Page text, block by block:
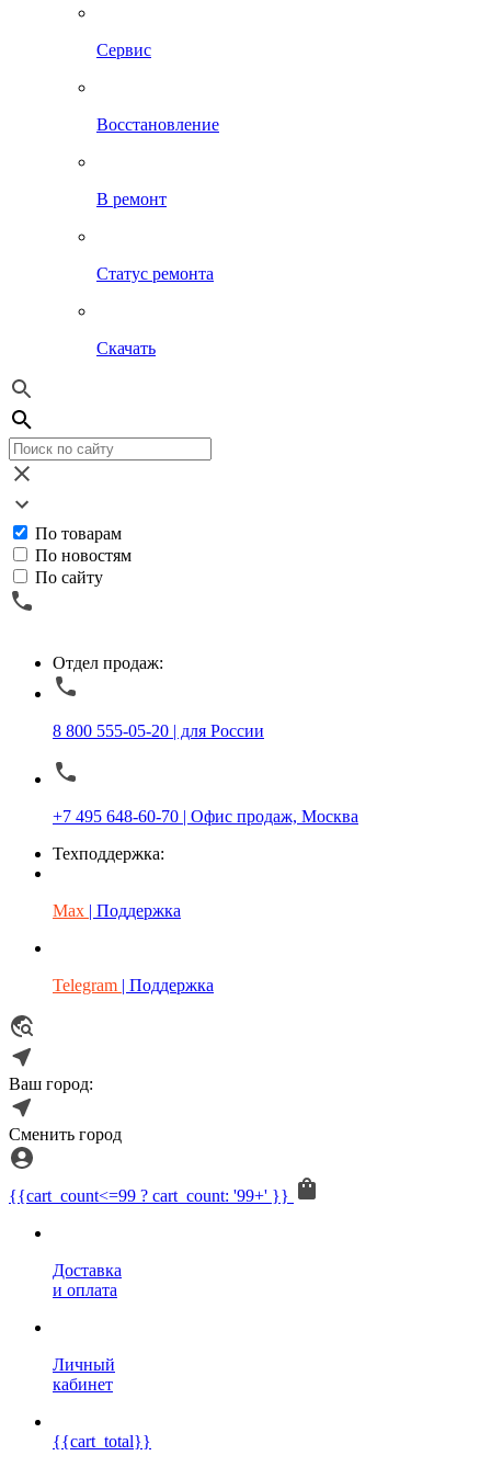
Сервис
Восстановление
В ремонт
Статус ремонта
Скачать
По товарам
По новостям
По сайту
Отдел продаж:
8 800 555-05-20 | для России
+7 495 648-60-70 | Офис продаж, Москва
Техподдержка:
Max | Поддержка
Telegram | Поддержка
Ваш город:
Сменить город
{{cart_count<=99 ? cart_count: '99+' }}
Доставка
и оплата
Личный
кабинет
{{cart_total}}